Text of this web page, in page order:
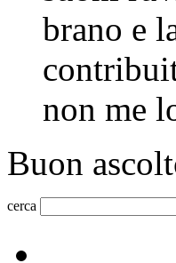
brano e
non me
Buon
cerca